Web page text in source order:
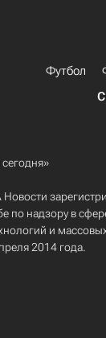
Футбол
по надзору в
и
2014 года.